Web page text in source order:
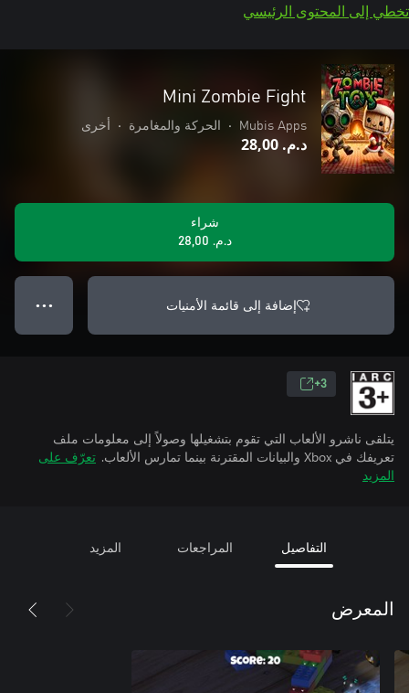
تخطي إلى المحتوى الرئيسي
Mini Zombie Fight
Mubis Apps
• الحركة والمغامرة • أخرى
د.م.‏ 28,00
شراء
د.م.‏ 28,00
إضافة إلى قائمة الأمنيات ● ● ●
3+
يتلقى ناشرو الألعاب التي تقوم بتشغيلها وصولاً إلى معلومات ملف
تعريفك في Xbox والبيانات المقترنة بينما تمارس الألعاب.
تعرّف على
المزيد
التفاصيل المراجعات المزيد
المعرض